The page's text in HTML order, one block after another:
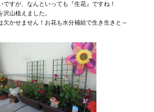
ですが、なんといっても『生花』ですね！
山植えました。
欠かせません！お花も水分補給で生き生きと～